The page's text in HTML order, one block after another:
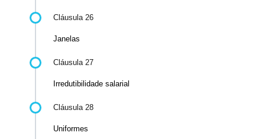
Cláusula 26
Janelas
Cláusula 27
Irredutibilidade salarial
Cláusula 28
Uniformes